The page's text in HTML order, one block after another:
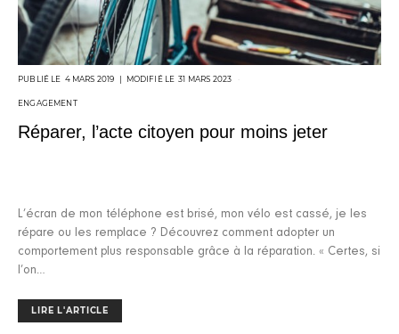
POSTED
4 MARS 2019 31 MARS 2023
ENGAGEMENT
Réparer, l’acte citoyen pour moins jeter
L’écran de mon téléphone est brisé, mon vélo est cassé, je les
répare ou les remplace ? Découvrez comment adopter un
comportement plus responsable grâce à la réparation. « Certes, si
l’on…
LIRE L'ARTICLE